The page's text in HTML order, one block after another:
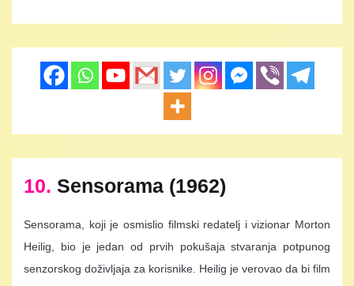
10. Sensorama (1962)
Sensorama, koji je osmislio filmski redatelj i vizionar Morton
Heilig, bio je jedan od prvih pokušaja stvaranja potpunog
senzorskog doživljaja za korisnike. Heilig je verovao da bi film